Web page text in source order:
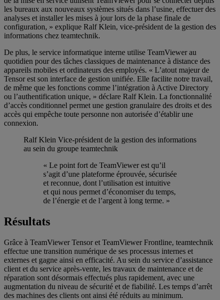
les bureaux aux nouveaux systèmes situés dans l’usine, effectuer des
analyses et installer les mises à jour lors de la phase finale de
configuration, » explique Ralf Klein, vice-président de la gestion des
informations chez teamtechnik.
De plus, le service informatique interne utilise TeamViewer au
quotidien pour des tâches classiques de maintenance à distance des
appareils mobiles et ordinateurs des employés. « L’atout majeur de
Tensor est son interface de gestion unifiée. Elle facilite notre travail,
de même que les fonctions comme l’intégration à Active Directory
ou l’authentification unique, » déclare Ralf Klein. La fonctionnalité
d’accès conditionnel permet une gestion granulaire des droits et des
accès qui empêche toute personne non autorisée d’établir une
connexion.
Ralf Klein Vice-président de la gestion des informations
au sein du groupe teamtechnik
« Le point fort de TeamViewer est qu’il
s’agit d’une plateforme éprouvée, sécurisée
et reconnue, dont l’utilisation est intuitive
et qui nous permet d’économiser du temps,
de l’énergie et de l’argent à long terme. »
Résultats
Grâce à TeamViewer Tensor et TeamViewer Frontline, teamtechnik
effectue une transition numérique de ses processus internes et
externes et gagne ainsi en efficacité. Au sein du service d’assistance
client et du service après-vente, les travaux de maintenance et de
réparation sont désormais effectués plus rapidement, avec une
augmentation du niveau de sécurité et de fiabilité. Les temps d’arrêt
des machines des clients ont ainsi été réduits au minimum.